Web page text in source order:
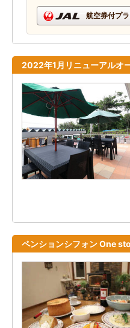
航空券付プ
2022年1月リニューアルオ
ペンションシフォン One